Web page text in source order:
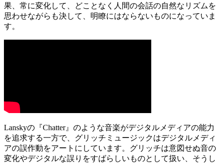
果、常に変化して、どことなく人間の会話の自然なリズムを
思わせながらも決して、明瞭にはならないものになっていま
す。
Lanskyの『Chatter』のような音楽がデジタルメディアの能力
を追求する一方で、グリッチミュージックはデジタルメディ
アの誤作動をアートにしています。グリッチは意図せぬ音の
変化やデジタルな誤りをすばらしいものとして扱い、そうし